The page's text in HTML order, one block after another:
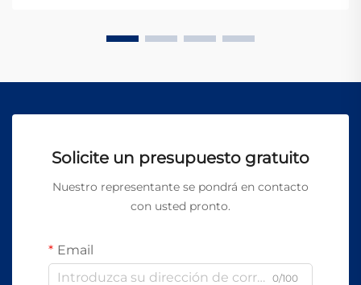
aplicaciones en sectores de alta exigencia como la
Solicite un presupuesto gratuito
Nuestro representante se pondrá en contacto
con usted pronto.
Email
0/100